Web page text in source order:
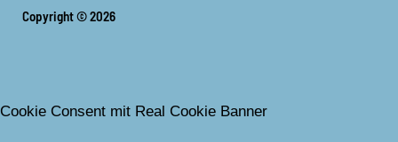
Copyright © 2026
Cookie Consent mit Real Cookie Banner